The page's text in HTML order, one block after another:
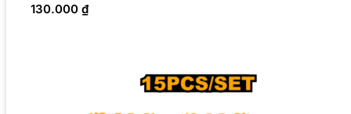
130.000 ₫